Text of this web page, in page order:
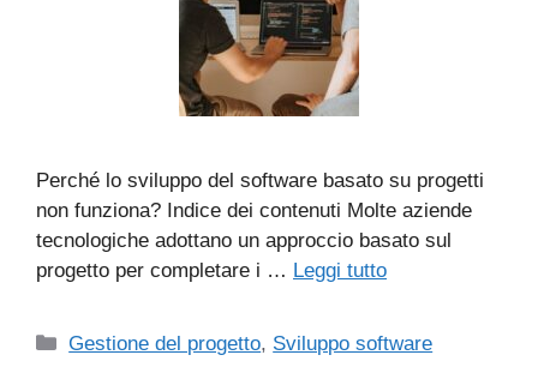
Perché lo sviluppo del software basato su progetti
non funziona? Indice dei contenuti Molte aziende
tecnologiche adottano un approccio basato sul
progetto per completare i … Leggi tutto
Categorie
Gestione del progetto, Sviluppo software